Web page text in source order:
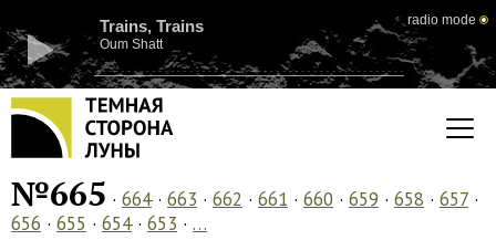
Trains, Trains
Oum Shatt
radio mode
№665 · 664· 663 · 662 · 661 · 660 · 659 · 658 · 657 ·
656 · 655 · 654· 653 · …